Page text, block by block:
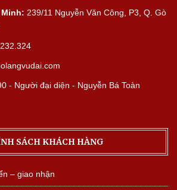
239/11 Nguyễn Văn Công, P3, Q. Gò
- Người đại diện - Nguyễn Bá Toàn
SÁCH KHÁCH HÀNG
– giao nhận